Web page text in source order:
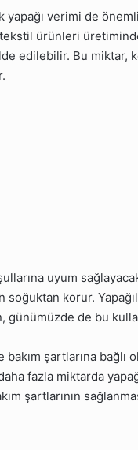
verimi de
ürünleri
edilebilir. Bu miktar,
uyum
soğuktan korur.
günümüzde de bu
bakım şartlarına
fazla miktarda
şartlarının